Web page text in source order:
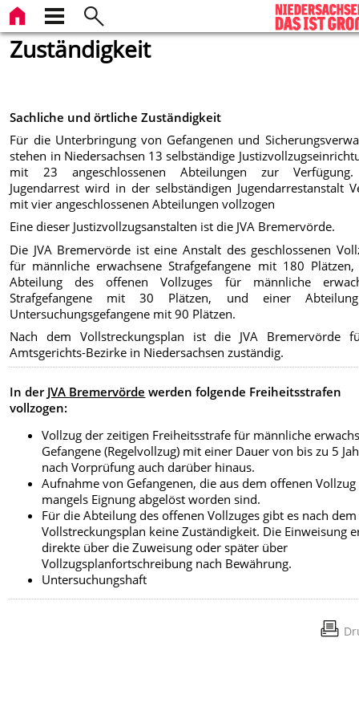
Zuständigkeit
Sachliche und örtliche Zuständigkeit
Für die Unterbringung von Gefangenen und
stehen in Niedersachsen 13 selbständige
mit 23 angeschlossenen Abteilungen zur
Jugendarrest wird in der selbständigen Jugendarrestanstalt
mit vier angeschlossenen Abteilungen vollzogen
Eine dieser Justizvollzugsanstalten ist die JVA Bremervörde.
Die JVA Bremervörde ist eine Anstalt des geschlossenen
für männliche erwachsene Strafgefangene mit 180 Plätzen,
Abteilung des offenen Vollzuges für männliche
Strafgefangene mit 30 Plätzen, und einer
Untersuchungsgefangene mit 90 Plätzen.
Nach dem Vollstreckungsplan ist die JVA Bremervörde
Amtsgerichts-Bezirke in Niedersachsen zuständig.
In der JVA Bremervörde werden folgende Freiheitsstrafen
vollzogen:
Vollzug der zeitigen Freiheitsstrafe für männliche
Gefangene (Regelvollzug) mit einer Dauer von bis zu 5
nach Vorprüfung auch darüber hinaus.
Aufnahme von Gefangenen, die aus dem offenen Vollzug
mangels Eignung abgelöst worden sind.
Für die Abteilung des offenen Vollzuges gibt es nach dem
Vollstreckungsplan keine Zuständigkeit. Die Einweisung
direkte über die Zuweisung oder später über
Vollzugsplanfortschreibung nach Bewährung.
Untersuchungshaft